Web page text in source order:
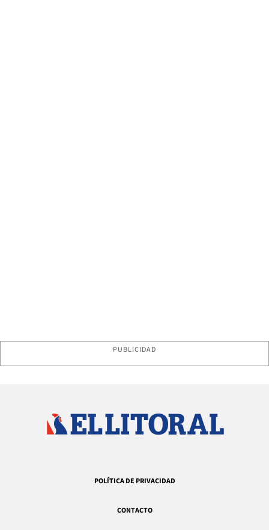
PUBLICIDAD
POLÍTICA DE PRIVACIDAD
CONTACTO